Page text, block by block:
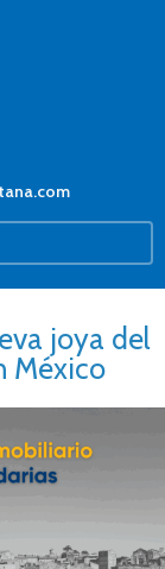
joya del
México